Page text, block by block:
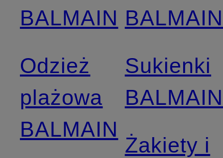
BALMAIN
Odzież
plażowa
BALMAIN
BALMAIN
Sukienki
BALMAIN
Żakiety i